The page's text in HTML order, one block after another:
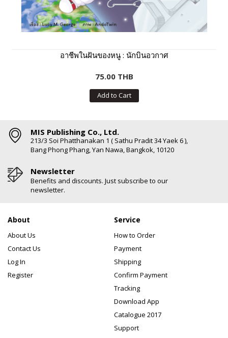
อาชีพในฝันของหนู : นักบินอวกาศ
75.00 THB
Add to Cart
MIS Publishing Co., Ltd.
213/3 Soi Phatthanakan 1 ( Sathu Pradit 34 Yaek 6 ),
Bang Phong Phang, Yan Nawa, Bangkok, 10120
Newsletter
Benefits and discounts. Just subscribe to our
newsletter.
About
About Us
Contact Us
Log In
Register
Service
How to Order
Payment
Shipping
Confirm Payment
Tracking
Download App
Catalogue 2017
Support